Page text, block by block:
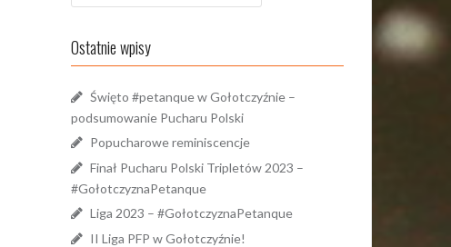
Ostatnie wpisy
Święto #petanque w Gołotczyźnie –
podsumowanie Pucharu Polski
Popucharowe reminiscencje
Finał Pucharu Polski Tripletów 2023 –
#GołotczyznaPetanque
Liga 2023 – #GołotczyznaPetanque
II Liga PFP w Gołotczyźnie!